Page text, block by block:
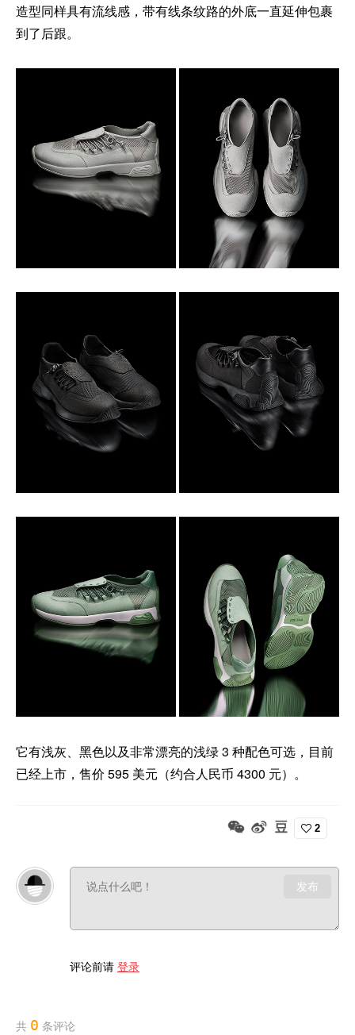
造型同样具有流线感，带有线条纹路的外底一直延伸包裹
到了后跟。
它有浅灰、黑色以及非常漂亮的浅绿 3 种配色可选，目前
已经上市，售价 595 美元（约合人民币 4300 元）。
2
发布
评论前请 登录
共 0 条评论